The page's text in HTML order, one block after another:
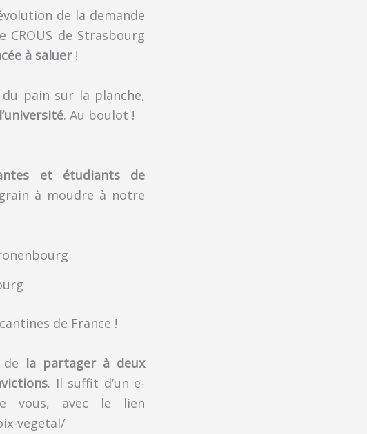
de la demande
de Strasbourg
à saluer!
pain sur la planche,
. Au boulot !
et étudiants de
à moudre à notre
de France !
la partager à deux
. Il suffit d’un e-
vous, avec le lien
vegetal/